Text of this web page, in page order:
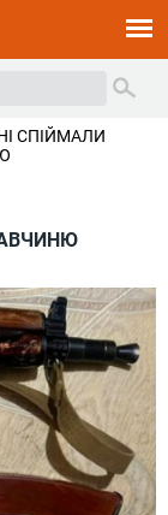
СПІЙМАЛИ